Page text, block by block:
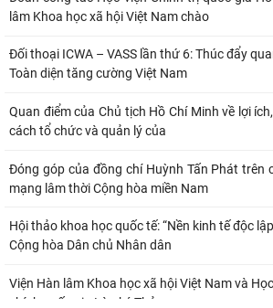
lâm Khoa học xã hội Việt Nam chào
Đối thoại ICWA – VASS lần thứ 6: Thúc đẩy
Toàn diện tăng cường Việt Nam
Quan điểm của Chủ tịch Hồ Chí Minh về lợi
cách tổ chức và quản lý của
Đóng góp của đồng chí Huỳnh Tấn Phát trên
mạng lâm thời Cộng hòa miền Nam
Hội thảo khoa học quốc tế: “Nền kinh tế độc
Cộng hòa Dân chủ Nhân dân
Viện Hàn lâm Khoa học xã hội Việt Nam và
chính quốc gia Lào ký Thỏa